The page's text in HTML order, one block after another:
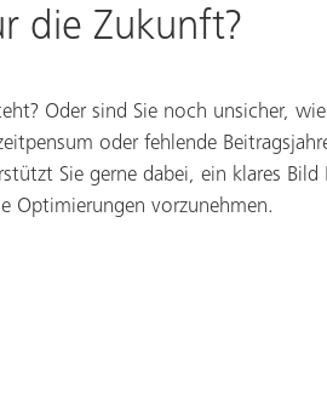
die Zukunft?
Oder sind Sie noch unsicher,
oder fehlende
Sie gerne dabei, ein klares Bild
Optimierungen vorzunehmen.